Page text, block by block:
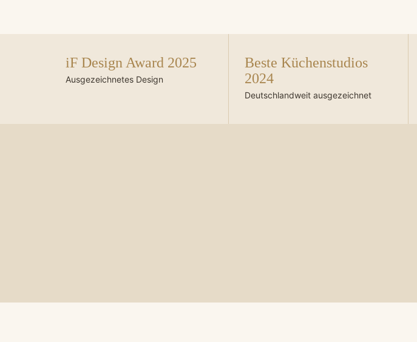
iF Design Award 2025
Ausgezeichnetes Design
Beste Küchenstudios
2024
Deutschlandweit ausgezeichnet